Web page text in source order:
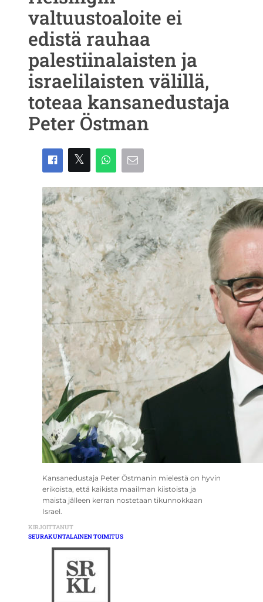
valtuustoaloite ei
edistä rauhaa
palestiinalaisten ja
israelilaisten välillä,
toteaa kansanedustaja
Peter Östman
Kansanedustaja Peter Östmanin mielestä on hyvin
erikoista, että kaikista maailman kiistoista ja
maista jälleen kerran nostetaan tikunnokkaan
Israel.
KIRJOITTANUT
SEURAKUNTALAINEN TOIMITUS